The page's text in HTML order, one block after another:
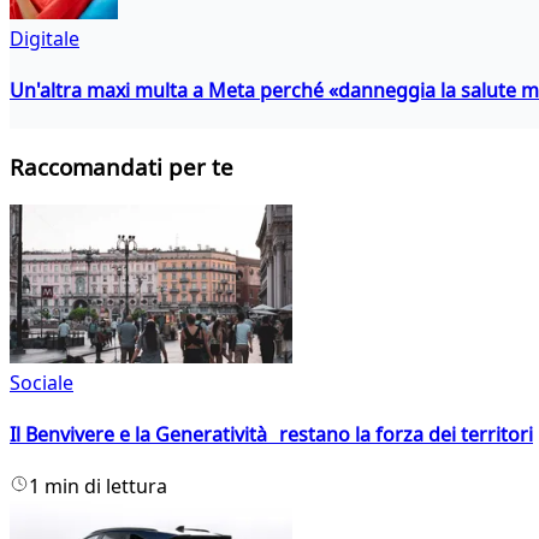
Digitale
Un'altra maxi multa a Meta perché «danneggia la salute
Raccomandati per te
Sociale
Il Benvivere e la Generatività restano la forza dei territori
1 min di lettura